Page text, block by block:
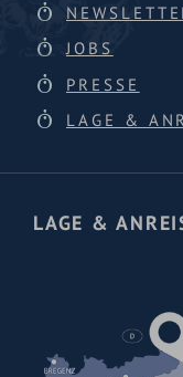
JOBS
PRESSE
LAGE &
LAGE &